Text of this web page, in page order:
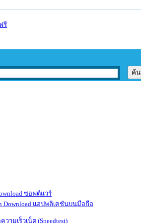
ซอฟต์แวร์
แอปพลิเคชันบนมือถือ
วามเร็วเน็ต (Speedtest)